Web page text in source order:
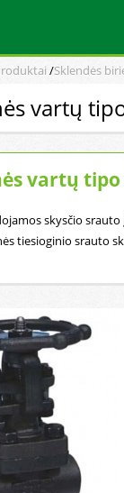
/Sklendės
vartų
vartų
skysčio
tiesioginio srauto